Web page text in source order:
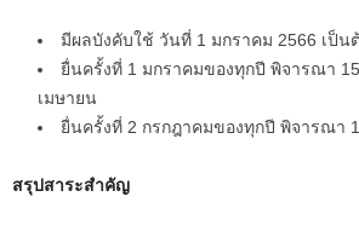
มีผลบังคับใช้ วันที่ 1 มกราคม 2566 เป็น
ยื่นครั้งที่ 1 มกราคมของทุกปี พิจารณา
เมษายน
ยื่นครั้งที่ 2 กรกฎาคมของทุกปี พิจารณา
สรุปสาระสำคัญ